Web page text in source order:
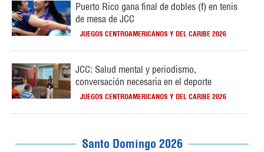
Puerto Rico gana final de dobles (f) en tenis
de mesa de JCC
JUEGOS CENTROAMERICANOS Y DEL CARIBE 2026
JCC: Salud mental y periodismo,
conversación necesaria en el deporte
JUEGOS CENTROAMERICANOS Y DEL CARIBE 2026
Santo Domingo 2026